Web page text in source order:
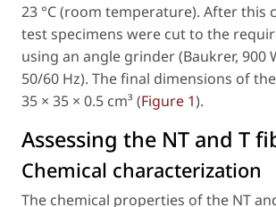
23 °C (room temperature). After this
test specimens were cut to the
using an angle grinder (Baukrer, 900
50/60 Hz). The final dimensions of
35 × 35 × 0.5 cm³ (Figure 1).
Assessing the NT and T
Chemical characterization
The chemical properties of the NT